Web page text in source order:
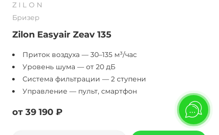
ZILON
Бризер
Zilon Easyair Zeav 135
Приток воздуха — 30–135 м³/час
Уровень шума — от 20 дБ
Система фильтрации — 2 ступени
Управление — пульт, смартфон
от 39 190 ₽